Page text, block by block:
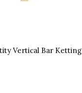
Vertical Bar Ketting